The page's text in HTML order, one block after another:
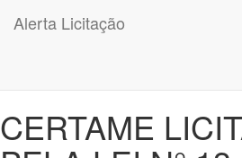
Alerta Licitação
CERTAME